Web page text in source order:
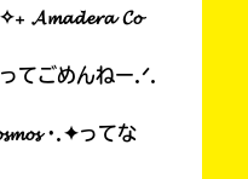
𝓐𝓶𝓪𝓭𝓮𝓻𝓪 𝓒𝓸
てごめんねー.ᐟ.
·.✦ってな